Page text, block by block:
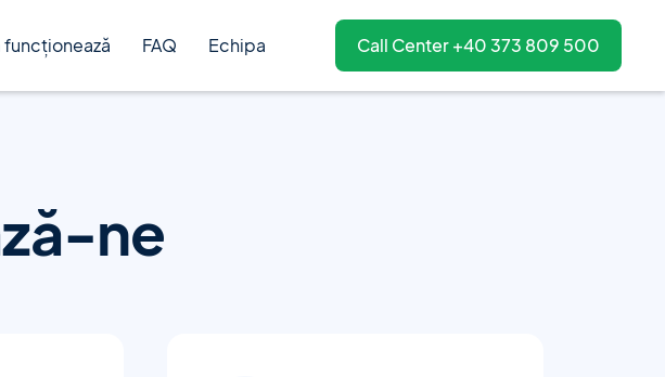
funcționează FAQ Echipa Call Center +40 373 809 500
ne